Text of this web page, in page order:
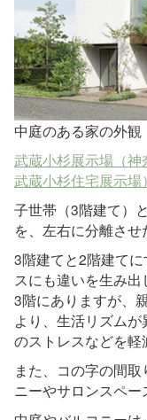
中庭のある家の外観
武蔵小杉展示場（
武蔵小杉住宅展示場）
子世帯（3階建て）
を、左右に分離させ
3階建てと2階建て
スにも違いを生み
3階にありますが、
より、生活リズム
のストレスなどを軽
また、コの字の間
ニーやサロンスペー